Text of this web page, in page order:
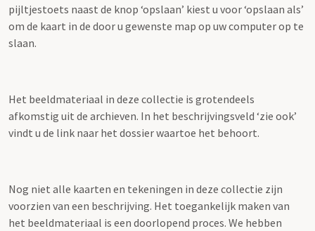
pijltjestoets naast de knop ‘opslaan’ kiest u voor ‘opslaan als’
om de kaart in de door u gewenste map op uw computer op te
slaan.
Het beeldmateriaal in deze collectie is grotendeels
afkomstig uit de archieven. In het beschrijvingsveld ‘zie ook’
vindt u de link naar het dossier waartoe het behoort.
Nog niet alle kaarten en tekeningen in deze collectie zijn
voorzien van een beschrijving. Het toegankelijk maken van
het beeldmateriaal is een doorlopend proces. We hebben